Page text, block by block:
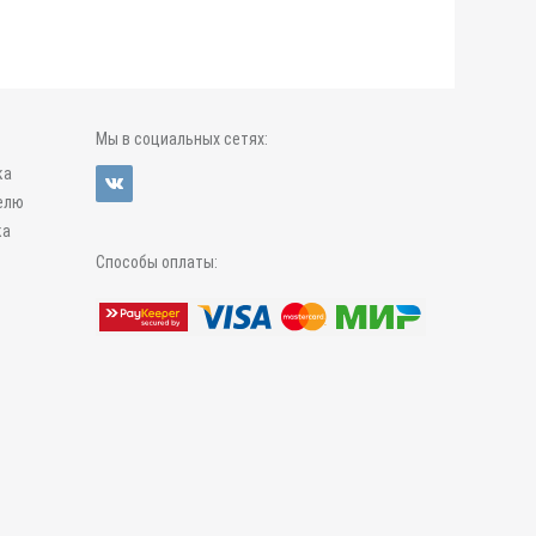
Мы в социальных сетях:
Способы оплаты: